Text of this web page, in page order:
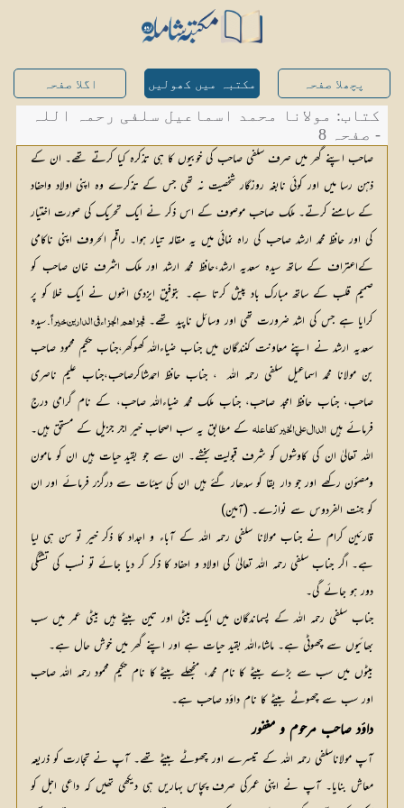
پچھلا صفحہ مکتبہ میں کھولیں اگلا صفحہ
کتاب: مولانا محمد اسماعیل سلفی رحمہ اللہ
- صفحہ 8
صاحب اپنے گھر میں صرف سلفی صاحب کی خوبیوں کا ہی تذکرہ کیا کرتے تھے۔ ان کے
ذہن رسا میں اور کوئی نابغہ روزگار شخصیت نہ تھی جس کے تذکرے وہ اپنی اولاد واحفاد
کے سامنے کرتے۔ ملک صاحب موصوف کے اس ذکر نے ایک تحریک کی صورت اختیار
کی اور حافظ محمد ارشد صاحب کی راہ نمائی میں یہ مقالہ تیار ہوا۔ راقم الحروف اپنی ناکامی
کےاعتراف کے ساتھ سیدہ سعدیہ ارشد،حافظ محمد ارشد اور ملک اشرف خان صاحب کو
صمیم قلب کے ساتھ مبارک باد پیش کرتا ہے۔ بتوفیق ایزدی انہوں نے ایک خلا کو پر
کرایا ہے جس کی اشد ضرورت تھی اور وسائل ناپید تھے۔فجزاھم الجزاء فی الدارین خیراً۔
فرمائے ہیں الدال علی الخیر کفاعلہ
کو جنت الفردوس سے نوازے۔ (آمین)
قارئین کرام نے جناب مولانا سلفی رحمہ اللہ کے آباء و اجداد کا ذکر خیر تو سن ہی لیا
ہے۔ اگر جناب سلفی رحمہ اللہ تعالیٰ کی اولاد و احفاد کا ذکر کر دیا جائے تو نسب کی تشنگی
دور ہو جائے گی۔
جناب سلفی رحمہ اللہ کے پسماندگان میں ایک بیٹی اور تین بیٹے ہیں بیٹی عمر میں سب
بھائیوں سے چھوٹی ہے۔ ماشاءاللہ بقید حیات ہے اور اپنے گھر میں خوش حال ہے۔
بیٹوں میں سب سے بڑے بیٹے کا نام محمد، منجھلے بیٹے کا نام حکیم محمود رحمہ اللہ صاحب
اور سب سے چھوٹے بیٹے کا نام داؤد صاحب ہے۔
داؤد صاحب مرحوم و مغفور
آپ مولاناسلفی رحمہ اللہ کے تیسرے اور چھوٹے بیٹے تھے۔ آپ نے تجارت کو ذریعہ
معاش بنایا۔ آپ نے اپنی عمرکی صرف پچاس بہاریں ہی دیکھی تھیں کہ داعی اجل کو